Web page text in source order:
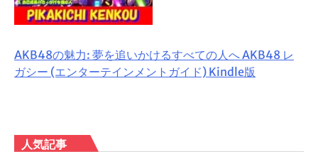
AKB48の魅力: 夢を追いかけるすべての人へ AKB48 レ
ガシー (エンターテインメントガイド) Kindle版
人気記事